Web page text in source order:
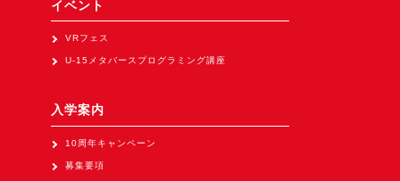
《展示会》
（1/8～10東京ビッグサイト）に出展。
オートモーティブワールド2026
（1/21～23東京ビッグサイト）に出展。
イベント
VRフェス
U-15メタバースプログラミング講座
入学案内
10周年キャンペーン
募集要項